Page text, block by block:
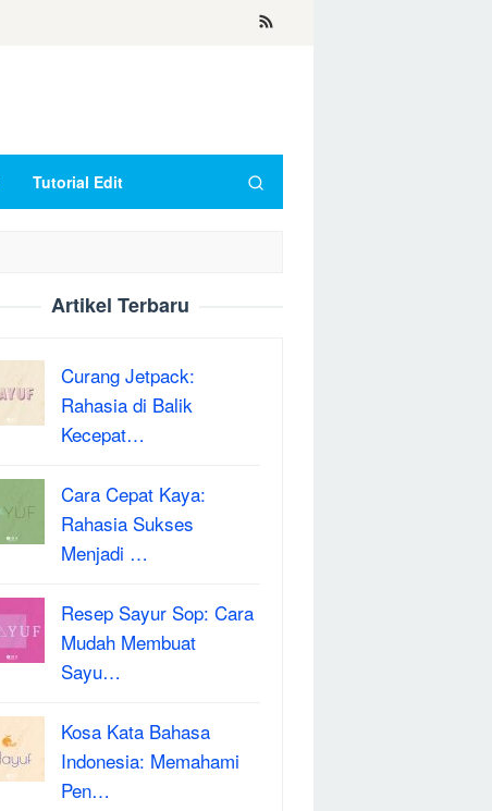
Tutorial Edit
Artikel Terbaru
Curang Jetpack:
Rahasia di Balik
Kecepat…
Cara Cepat Kaya:
Rahasia Sukses
Menjadi …
Resep Sayur Sop: Cara
Mudah Membuat
Sayu…
Kosa Kata Bahasa
Indonesia: Memahami
Pen…